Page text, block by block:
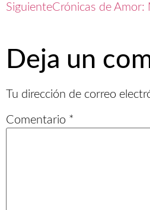
SiguienteCrónicas de Amor:
Deja un
Tu dirección de correo
Comentario *